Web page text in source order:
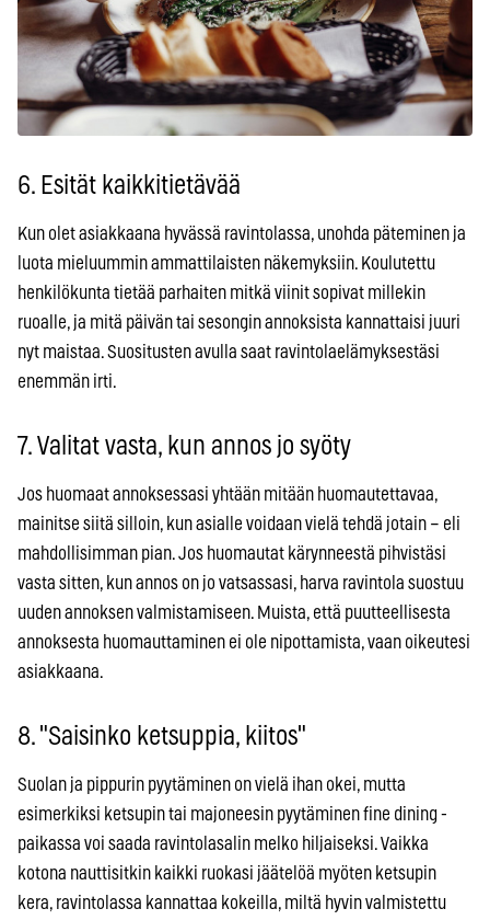
6. Esität kaikkitietävää
Kun olet asiakkaana hyvässä ravintolassa, unohda päteminen ja
luota mieluummin ammattilaisten näkemyksiin. Koulutettu
henkilökunta tietää parhaiten mitkä viinit sopivat millekin
ruoalle, ja mitä päivän tai sesongin annoksista kannattaisi juuri
nyt maistaa. Suositusten avulla saat ravintolaelämyksestäsi
enemmän irti.
7. Valitat vasta, kun annos jo syöty
Jos huomaat annoksessasi yhtään mitään huomautettavaa,
mainitse siitä silloin, kun asialle voidaan vielä tehdä jotain – eli
mahdollisimman pian. Jos huomautat kärynneestä pihvistäsi
vasta sitten, kun annos on jo vatsassasi, harva ravintola suostuu
uuden annoksen valmistamiseen. Muista, että puutteellisesta
annoksesta huomauttaminen ei ole nipottamista, vaan oikeutesi
asiakkaana.
8. "Saisinko ketsuppia, kiitos"
Suolan ja pippurin pyytäminen on vielä ihan okei, mutta
esimerkiksi ketsupin tai majoneesin pyytäminen fine dining -
paikassa voi saada ravintolasalin melko hiljaiseksi. Vaikka
kotona nauttisitkin kaikki ruokasi jäätelöä myöten ketsupin
kera, ravintolassa kannattaa kokeilla, miltä hyvin valmistettu